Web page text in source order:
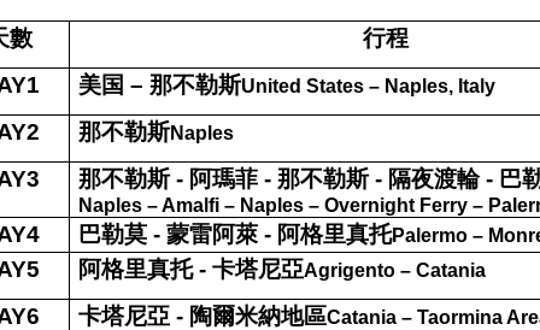
數
行程
美国 – 那不勒斯United States – Naples, Italy
那不勒斯Naples
那不勒斯- 阿瑪菲- 那不勒斯- 隔夜渡輪- 巴
Naples – Amalfi – Naples – Overnight Ferry –
巴勒莫- 蒙雷阿萊- 阿格里真托Palermo –
阿格里真托- 卡塔尼亞Agrigento – Catania
卡塔尼亞- 陶爾米納地區Catania – Taormina